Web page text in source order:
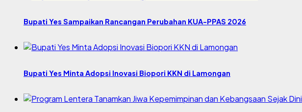
Bupati Yes Sampaikan Rancangan Perubahan KUA-PPAS 2026
Bupati Yes Minta Adopsi Inovasi Biopori KKN di Lamongan